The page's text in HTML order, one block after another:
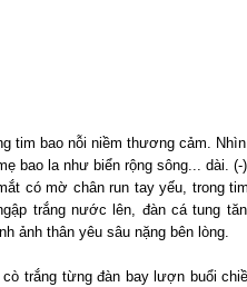
tim bao nỗi niềm thương cảm.
bao la như biển rộng sông... dài. (-
có mờ chân run tay yếu, trong
trắng nước lên, đàn cá tung
ảnh thân yêu sâu nặng bên lòng.
trắng từng đàn bay lượn buổi